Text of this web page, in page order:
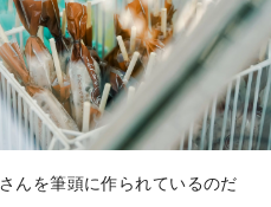
んを筆頭に作られているのだ